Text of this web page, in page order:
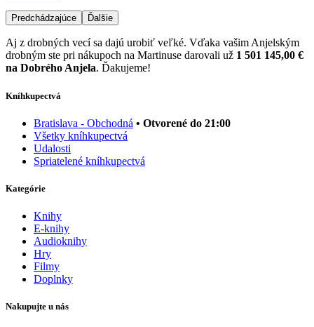
Predchádzajúce Ďalšie
Aj z drobných vecí sa dajú urobiť veľké. Vďaka vašim Anjelským
drobným ste pri nákupoch na Martinuse darovali už 1 501 145,00 €
na Dobrého Anjela. Ďakujeme!
Kníhkupectvá
Bratislava - Obchodná • Otvorené do 21:00
Všetky kníhkupectvá
Udalosti
Spriatelené kníhkupectvá
Kategórie
Knihy
E-knihy
Audioknihy
Hry
Filmy
Doplnky
Nakupujte u nás